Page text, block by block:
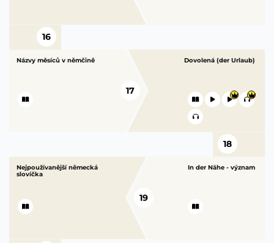
16
Názvy měsíců v němčině
17
Dovolená (der Urlaub)
18
Nejpoužívanější německá
slovíčka
In der Nähe - význam
19